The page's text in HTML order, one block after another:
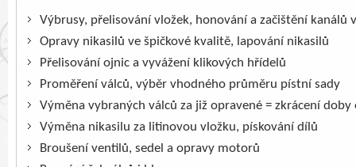
Výbrusy, přelisování vložek, honování a začištění kanálů
Opravy nikasilů ve špičkové kvalitě, lapování nikasilů
Přelisování ojnic a vyvážení klikových hřídelů
Proměření válců, výběr vhodného průměru pístní sady
Výměna vybraných válců za již opravené = zkrácení doby
Výměna nikasilu za litinovou vložku, pískování dílů
Broušení ventilů, sedel a opravy motorů